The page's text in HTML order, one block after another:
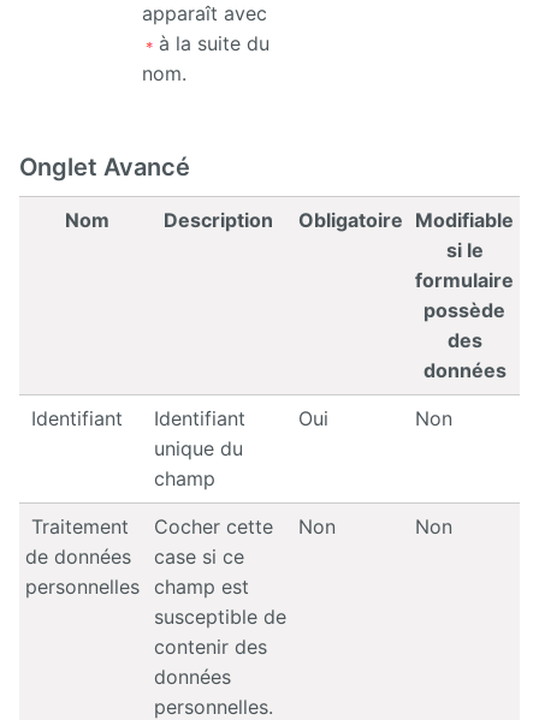
apparaît avec
à la suite du
nom.
Onglet Avancé
Nom Description Obligatoire Modifiable
si le
formulaire
possède
des
données
Identifiant
Identifiant
unique du
champ
Oui Non
Traitement
de données
personnelles
Cocher cette
case si ce
champ est
susceptible de
contenir des
données
personnelles.
Non Non